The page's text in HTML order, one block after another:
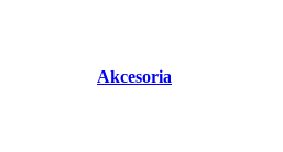
Akcesoria